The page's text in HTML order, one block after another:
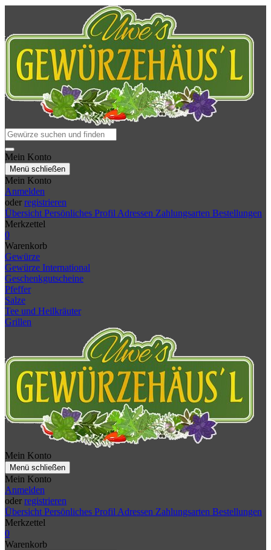
Mein Konto
Menü schließen
Mein Konto
Anmelden
oder registrieren
Übersicht Persönliches Profil Adressen Zahlungsarten Bestellungen
Merkzettel
0
Warenkorb
Gewürze
Gewürze International
Geschenkgutscheine
Pfeffer
Salze
Tee und Heilkräuter
Grillen
Mein Konto
Menü schließen
Mein Konto
Anmelden
oder registrieren
Übersicht Persönliches Profil Adressen Zahlungsarten Bestellungen
Merkzettel
0
Warenkorb